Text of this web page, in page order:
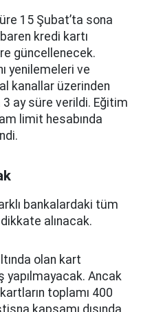
15 Şubat’ta sona
kredi kartı
güncellenecek.
yenilemeleri ve
kanallar üzerinden
ay süre verildi. Eğitim
limit hesabında
bankalardaki tüm
alınacak.
olan kart
Ancak
toplamı 400
kapsamı dışında